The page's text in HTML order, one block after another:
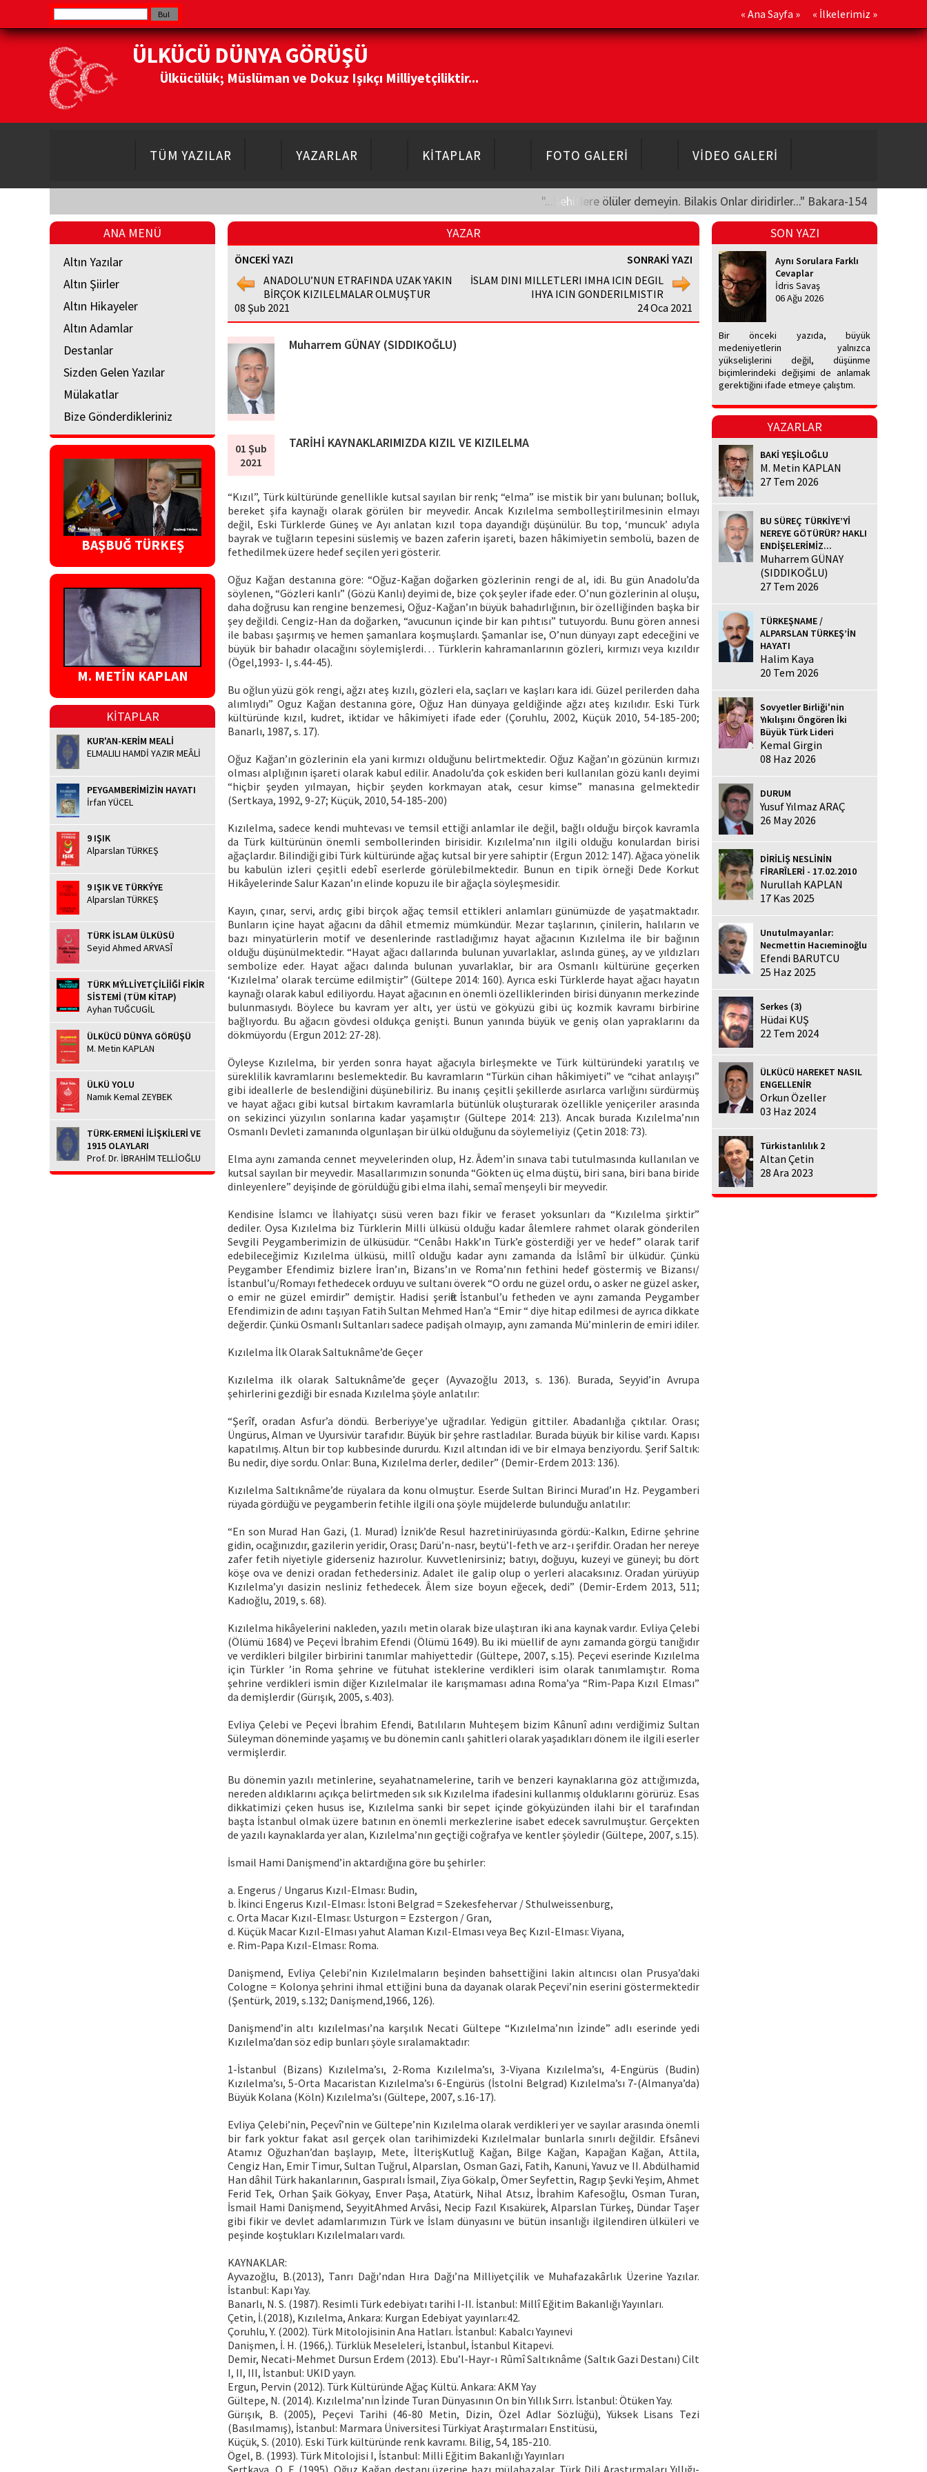
« Ana Sayfa » « İlkelerimiz »
ÜLKÜCÜ DÜNYA GÖRÜŞÜ
Ülkücülük; Müslüman ve Dokuz Işıkçı Milliyetçiliktir...
TÜM YAZILAR YAZARLAR KİTAPLAR FOTO GALERİ VİDEO GALERİ
"...Şehitlere ölüler demeyin. Bilakis Onlar diridirler..." Bakara-154
ANA MENÜ
Altın Yazılar
Altın Şiirler
Altın Hikayeler
Altın Adamlar
Destanlar
Sizden Gelen Yazılar
Mülakatlar
Bize Gönderdikleriniz
BAŞBUĞ TÜRKEŞ
M. METİN KAPLAN
KİTAPLAR
KUR'AN-KERİM MEALİ
ELMALILI HAMDİ YAZIR MEÂLİ
PEYGAMBERİMİZİN HAYATI
İrfan YÜCEL
9 IŞIK
Alparslan TÜRKEŞ
9 IŞIK VE TÜRKÝYE
Alparslan TÜRKEŞ
TÜRK İSLAM ÜLKÜSÜ
Seyid Ahmed ARVASÎ
TÜRK MÝLLİYETÇİLİİĞİ FİKİR
SİSTEMİ (TÜM KİTAP)
Ayhan TUĞCUGİL
ÜLKÜCÜ DÜNYA GÖRÜŞÜ
M. Metin KAPLAN
ÜLKÜ YOLU
Namık Kemal ZEYBEK
TÜRK-ERMENİ İLİŞKİLERİ VE
1915 OLAYLARI
Prof. Dr. İBRAHİM TELLİOĞLU
YAZAR
ÖNCEKİ YAZI
ANADOLU’NUN ETRAFINDA UZAK YAKIN
BİRÇOK KIZILELMALAR OLMUŞTUR
08 Şub 2021
SONRAKİ YAZI
İSLAM DINI MILLETLERI IMHA ICIN DEGIL
IHYA ICIN GONDERILMISTIR
24 Oca 2021
Muharrem GÜNAY (SIDDIKOĞLU)
01 Şub
2021
TARİHİ KAYNAKLARIMIZDA KIZIL VE KIZILELMA
“Kızıl”, Türk kültüründe genellikle kutsal sayılan bir renk; “elma” ise mistik bir yanı bulunan; bolluk,
bereket şifa kaynağı olarak görülen bir meyvedir. Ancak Kızılelma sembolleştirilmesinin elmayı
değil, Eski Türklerde Güneş ve Ayı anlatan kızıl topa dayandığı düşünülür. Bu top, ‘muncuk’ adıyla
bayrak ve tuğların tepesini süslemiş ve bazen zaferin işareti, bazen hâkimiyetin sembolü, bazen de
fethedilmek üzere hedef seçilen yeri gösterir.
Oğuz Kağan destanına göre: “Oğuz-Kağan doğarken gözlerinin rengi de al, idi. Bu gün Anadolu’da
söylenen, “Gözleri kanlı” (Gözü Kanlı) deyimi de, bize çok şeyler ifade eder. O’nun gözlerinin al oluşu,
daha doğrusu kan rengine benzemesi, Oğuz-Kağan’ın büyük bahadırlığının, bir özelliğinden başka bir
şey değildi. Cengiz-Han da doğarken, “avucunun içinde bir kan pıhtısı” tutuyordu. Bunu gören annesi
ile babası şaşırmış ve hemen şamanlara koşmuşlardı. Şamanlar ise, O’nun dünyayı zapt edeceğini ve
büyük bir bahadır olacağını söylemişlerdi… Türklerin kahramanlarının gözleri, kırmızı veya kızıldır
(Ögel,1993- I, s.44-45).
Bu oğlun yüzü gök rengi, ağzı ateş kızılı, gözleri ela, saçları ve kaşları kara idi. Güzel perilerden daha
alımlıydı” Oguz Kağan destanına göre, Oğuz Han dünyaya geldiğinde ağzı ateş kızılıdır. Eski Türk
kültüründe kızıl, kudret, iktidar ve hâkimiyeti ifade eder (Çoruhlu, 2002, Küçük 2010, 54-185-200;
Banarlı, 1987, s. 17).
Oğuz Kağan’ın gözlerinin ela yani kırmızı olduğunu belirtmektedir. Oğuz Kağan’ın gözünün kırmızı
olması alplığının işareti olarak kabul edilir. Anadolu’da çok eskiden beri kullanılan gözü kanlı deyimi
“hiçbir şeyden yılmayan, hiçbir şeyden korkmayan atak, cesur kimse” manasına gelmektedir
(Sertkaya, 1992, 9-27; Küçük, 2010, 54-185-200)
Kızılelma, sadece kendi muhtevası ve temsil ettiği anlamlar ile değil, bağlı olduğu birçok kavramla
da Türk kültürünün önemli sembollerinden birisidir. Kızılelma’nın ilgili olduğu konulardan birisi
ağaçlardır. Bilindiği gibi Türk kültüründe ağaç kutsal bir yere sahiptir (Ergun 2012: 147). Ağaca yönelik
bu kabulün izleri çeşitli edebî eserlerde görülebilmektedir. Bunun en tipik örneği Dede Korkut
Hikâyelerinde Salur Kazan’ın elinde kopuzu ile bir ağaçla söyleşmesidir.
Kayın, çınar, servi, ardıç gibi birçok ağaç temsil ettikleri anlamları günümüzde de yaşatmaktadır.
Bunların içine hayat ağacını da dâhil etmemiz mümkündür. Mezar taşlarının, çinilerin, halıların ve
bazı minyatürlerin motif ve desenlerinde rastladığımız hayat ağacının Kızılelma ile bir bağının
olduğu düşünülmektedir. “Hayat ağacı dallarında bulunan yuvarlaklar, aslında güneş, ay ve yıldızları
sembolize eder. Hayat ağacı dalında bulunan yuvarlaklar, bir ara Osmanlı kültürüne geçerken
‘Kızılelma’ olarak tercüme edilmiştir” (Gültepe 2014: 160). Ayrıca eski Türklerde hayat ağacı hayatın
kaynağı olarak kabul ediliyordu. Hayat ağacının en önemli özelliklerinden birisi dünyanın merkezinde
bulunmasıydı. Böylece bu kavram yer altı, yer üstü ve gökyüzü gibi üç kozmik kavramı birbirine
bağlıyordu. Bu ağacın gövdesi oldukça genişti. Bunun yanında büyük ve geniş olan yapraklarını da
dökmüyordu (Ergun 2012: 27-28).
Öyleyse Kızılelma, bir yerden sonra hayat ağacıyla birleşmekte ve Türk kültüründeki yaratılış ve
süreklilik kavramlarını beslemektedir. Bu kavramların “Türkün cihan hâkimiyeti” ve “cihat anlayışı”
gibi ideallerle de beslendiğini düşünebiliriz. Bu inanış çeşitli şekillerde asırlarca varlığını sürdürmüş
ve hayat ağacı gibi kutsal birtakım kavramlarla bütünlük oluşturarak özellikle yeniçeriler arasında
on sekizinci yüzyılın sonlarına kadar yaşamıştır (Gültepe 2014: 213). Ancak burada Kızılelma’nın
Osmanlı Devleti zamanında olgunlaşan bir ülkü olduğunu da söylemeliyiz (Çetin 2018: 73).
Elma aynı zamanda cennet meyvelerinden olup, Hz. Âdem’in sınava tabi tutulmasında kullanılan ve
kutsal sayılan bir meyvedir. Masallarımızın sonunda “Gökten üç elma düştü, biri sana, biri bana biride
dinleyenlere” deyişinde de görüldüğü gibi elma ilahi, semaî menşeyli bir meyvedir.
Kendisine İslamcı ve İlahiyatçı süsü veren bazı fikir ve feraset yoksunları da “Kızılelma şirktir”
dediler. Oysa Kızılelma biz Türklerin Milli ülküsü olduğu kadar âlemlere rahmet olarak gönderilen
Sevgili Peygamberimizin de ülküsüdür. “Cenâbı Hakk’ın Türk’e gösterdiği yer ve hedef” olarak tarif
edebileceğimiz Kızılelma ülküsü, millî olduğu kadar aynı zamanda da İslâmî bir ülküdür. Çünkü
Peygamber Efendimiz bizlere İran’ın, Bizans’ın ve Roma’nın fethini hedef göstermiş ve Bizansı/
İstanbul’u/Romayı fethedecek orduyu ve sultanı överek “O ordu ne güzel ordu, o asker ne güzel asker,
o emir ne güzel emirdir” demiştir. Hadisi şerifte İstanbul’u fetheden ve aynı zamanda Peygamber
Efendimizin de adını taşıyan Fatih Sultan Mehmed Han’a “Emir “ diye hitap edilmesi de ayrıca dikkate
değerdir. Çünkü Osmanlı Sultanları sadece padişah olmayıp, aynı zamanda Mü’minlerin de emiri idiler.
Kızılelma İlk Olarak Saltuknâme’de Geçer
Kızılelma ilk olarak Saltuknâme’de geçer (Ayvazoğlu 2013, s. 136). Burada, Seyyid’in Avrupa
şehirlerini gezdiği bir esnada Kızılelma şöyle anlatılır:
“Şerîf, oradan Asfur’a döndü. Berberiyye’ye uğradılar. Yedigün gittiler. Abadanlığa çıktılar. Orası;
Üngürus, Alman ve Uyursivür tarafıdır. Büyük bir şehre rastladılar. Burada büyük bir kilise vardı. Kapısı
kapatılmış. Altun bir top kubbesinde dururdu. Kızıl altından idi ve bir elmaya benziyordu. Şerif Saltık:
Bu nedir, diye sordu. Onlar: Buna, Kızılelma derler, dediler” (Demir-Erdem 2013: 136).
Kızılelma Saltıknâme’de rüyalara da konu olmuştur. Eserde Sultan Birinci Murad’ın Hz. Peygamberi
rüyada gördüğü ve peygamberin fetihle ilgili ona şöyle müjdelerde bulunduğu anlatılır:
“En son Murad Han Gazi, (1. Murad) İznik’de Resul hazretinirüyasında gördü:-Kalkın, Edirne şehrine
gidin, ocağınızdır, gazilerin yeridir, Orası; Darü’n-nasr, beytü’l-feth ve arz-ı şerifdir. Oradan her nereye
zafer fetih niyetiyle giderseniz hazırolur. Kuvvetlenirsiniz; batıyı, doğuyu, kuzeyi ve güneyi; bu dört
köşe ova ve denizi oradan fethedersiniz. Adalet ile galip olup o yerleri alacaksınız. Oradan yürüyüp
Kızılelma’yı dasizin nesliniz fethedecek. Âlem size boyun eğecek, dedi” (Demir-Erdem 2013, 511;
Kadıoğlu, 2019, s. 68).
Kızılelma hikâyelerini nakleden, yazılı metin olarak bize ulaştıran iki ana kaynak vardır. Evliya Çelebi
(Ölümü 1684) ve Peçevi İbrahim Efendi (Ölümü 1649). Bu iki müellif de aynı zamanda görgü tanığıdır
ve verdikleri bilgiler birbirini tanımlar mahiyettedir (Gültepe, 2007, s.15). Peçevi eserinde Kızılelma
için Türkler ’in Roma şehrine ve fütuhat isteklerine verdikleri isim olarak tanımlamıştır. Roma
şehrine verdikleri ismin diğer Kızılelmalar ile karışmaması adına Roma’ya “Rim-Papa Kızıl Elması”
da demişlerdir (Gürışık, 2005, s.403).
Evliya Çelebi ve Peçevi İbrahim Efendi, Batılıların Muhteşem bizim Kânunî adını verdiğimiz Sultan
Süleyman döneminde yaşamış ve bu dönemin canlı şahitleri olarak yaşadıkları dönem ile ilgili eserler
vermişlerdir.
Bu dönemin yazılı metinlerine, seyahatnamelerine, tarih ve benzeri kaynaklarına göz attığımızda,
nereden aldıklarını açıkça belirtmeden sık sık Kızılelma ifadesini kullanmış olduklarını görürüz. Esas
dikkatimizi çeken husus ise, Kızılelma sanki bir sepet içinde gökyüzünden ilahi bir el tarafından
başta İstanbul olmak üzere batının en önemli merkezlerine isabet edecek savrulmuştur. Gerçekten
de yazılı kaynaklarda yer alan, Kızılelma’nın geçtiği coğrafya ve kentler şöyledir (Gültepe, 2007, s.15).
İsmail Hami Danişmend’in aktardığına göre bu şehirler:
a. Engerus / Ungarus Kızıl-Elması: Budin,
b. İkinci Engerus Kızıl-Elması: İstoni Belgrad = Szekesfehervar / Sthulweissenburg,
c. Orta Macar Kızıl-Elması: Usturgon = Ezstergon / Gran,
d. Küçük Macar Kızıl-Elması yahut Alaman Kızıl-Elması veya Beç Kızıl-Elması: Viyana,
e. Rim-Papa Kızıl-Elması: Roma.
Danişmend, Evliya Çelebi’nin Kızılelmaların beşinden bahsettiğini lakin altıncısı olan Prusya’daki
Cologne = Kolonya şehrini ihmal ettiğini buna da dayanak olarak Peçevi’nin eserini göstermektedir
(Şentürk, 2019, s.132; Danişmend,1966, 126).
Danişmend’in altı kızılelması’na karşılık Necati Gültepe “Kızılelma’nın İzinde” adlı eserinde yedi
Kızılelma’dan söz edip bunları şöyle sıralamaktadır:
1-İstanbul (Bizans) Kızılelma’sı, 2-Roma Kızılelma’sı, 3-Viyana Kızılelma’sı, 4-Engürüs (Budin)
Kızılelma’sı, 5-Orta Macaristan Kızılelma’sı 6-Engürüs (İstolni Belgrad) Kızılelma’sı 7-(Almanya’da)
Büyük Kolana (Köln) Kızılelma’sı (Gültepe, 2007, s.16-17).
Evliya Çelebi’nin, Peçevî’nin ve Gültepe’nin Kızılelma olarak verdikleri yer ve sayılar arasında önemli
bir fark yoktur fakat asıl gerçek olan tarihimizdeki Kızılelmalar bunlarla sınırlı değildir. Efsânevi
Atamız Oğuzhan’dan başlayıp, Mete, İlterişKutluğ Kağan, Bilge Kağan, Kapağan Kağan, Attila,
Cengiz Han, Emir Timur, Sultan Tuğrul, Alparslan, Osman Gazi, Fatih, Kanuni, Yavuz ve II. Abdülhamid
Han dâhil Türk hakanlarının, Gaspıralı İsmail, Ziya Gökalp, Ömer Seyfettin, Ragıp Şevki Yeşim, Ahmet
Ferid Tek, Orhan Şaik Gökyay, Enver Paşa, Atatürk, Nihal Atsız, İbrahim Kafesoğlu, Osman Turan,
İsmail Hami Danişmend, SeyyitAhmed Arvâsi, Necip Fazıl Kısakürek, Alparslan Türkeş, Dündar Taşer
gibi fikir ve devlet adamlarımızın Türk ve İslam dünyasını ve bütün insanlığı ilgilendiren ülküleri ve
peşinde koştukları Kızılelmaları vardı.
KAYNAKLAR:
Ayvazoğlu, B.(2013), Tanrı Dağı’ndan Hıra Dağı’na Milliyetçilik ve Muhafazakârlık Üzerine Yazılar.
İstanbul: Kapı Yay.
Banarlı, N. S. (1987). Resimli Türk edebiyatı tarihi I-II. İstanbul: Millî Eğitim Bakanlığı Yayınları.
Çetin, İ.(2018), Kızılelma, Ankara: Kurgan Edebiyat yayınları:42.
Çoruhlu, Y. (2002). Türk Mitolojisinin Ana Hatları. İstanbul: Kabalcı Yayınevi
Danişmen, İ. H. (1966,). Türklük Meseleleri, İstanbul, İstanbul Kitapevi.
Demir, Necati-Mehmet Dursun Erdem (2013). Ebu’l-Hayr-ı Rûmî Saltıknâme (Saltık Gazi Destanı) Cilt
I, II, III, İstanbul: UKID yayn.
Ergun, Pervin (2012). Türk Kültüründe Ağaç Kültü. Ankara: AKM Yay
Gültepe, N. (2014). Kızılelma’nın İzinde Turan Dünyasının On bin Yıllık Sırrı. İstanbul: Ötüken Yay.
Gürışık, B. (2005), Peçevi Tarihi (46-80 Metin, Dizin, Özel Adlar Sözlüğü), Yüksek Lisans Tezi
(Basılmamış), İstanbul: Marmara Üniversitesi Türkiyat Araştırmaları Enstitüsü,
Küçük, S. (2010). Eski Türk kültüründe renk kavramı. Bilig, 54, 185-210.
Ögel, B. (1993). Türk Mitolojisi I, İstanbul: Milli Eğitim Bakanlığı Yayınları
SON YAZI
Aynı Sorulara Farklı
Cevaplar
İdris Savaş
06 Ağu 2026
Bir önceki yazıda, büyük
medeniyetlerin yalnızca
yükselişlerini değil, düşünme
biçimlerindeki değişimi de anlamak
gerektiğini ifade etmeye çalıştım.
YAZARLAR
BAKİ YEŞİLOĞLU
M. Metin KAPLAN
27 Tem 2026
BU SÜREÇ TÜRKİYE’Yİ
NEREYE GÖTÜRÜR? HAKLI
ENDİŞELERİMİZ...
Muharrem GÜNAY
(SIDDIKOĞLU)
27 Tem 2026
TÜRKEŞNAME /
ALPARSLAN TÜRKEŞ’İN
HAYATI
Halim Kaya
20 Tem 2026
Sovyetler Birliği'nin
Yıkılışını Öngören İki
Büyük Türk Lideri
Kemal Girgin
08 Haz 2026
DURUM
Yusuf Yılmaz ARAÇ
26 May 2026
DİRİLİŞ NESLİNİN
FİRARÎLERİ - 17.02.2010
Nurullah KAPLAN
17 Kas 2025
Unutulmayanlar:
Necmettin Hacıeminoğlu
Efendi BARUTCU
25 Haz 2025
Serkes (3)
Hüdai KUŞ
22 Tem 2024
ÜLKÜCÜ HAREKET NASIL
ENGELLENİR
Orkun Özeller
03 Haz 2024
Türkistanlılık 2
Altan Çetin
28 Ara 2023